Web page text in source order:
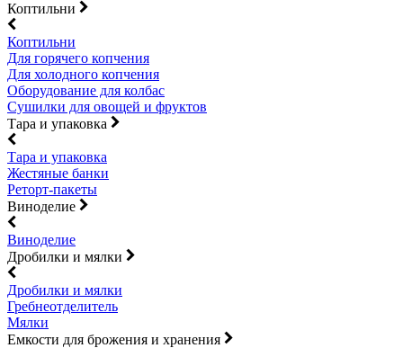
Коптильни
Коптильни
Для горячего копчения
Для холодного копчения
Оборудование для колбас
Сушилки для овощей и фруктов
Тара и упаковка
Тара и упаковка
Жестяные банки
Реторт-пакеты
Виноделие
Виноделие
Дробилки и мялки
Дробилки и мялки
Гребнеотделитель
Мялки
Емкости для брожения и хранения